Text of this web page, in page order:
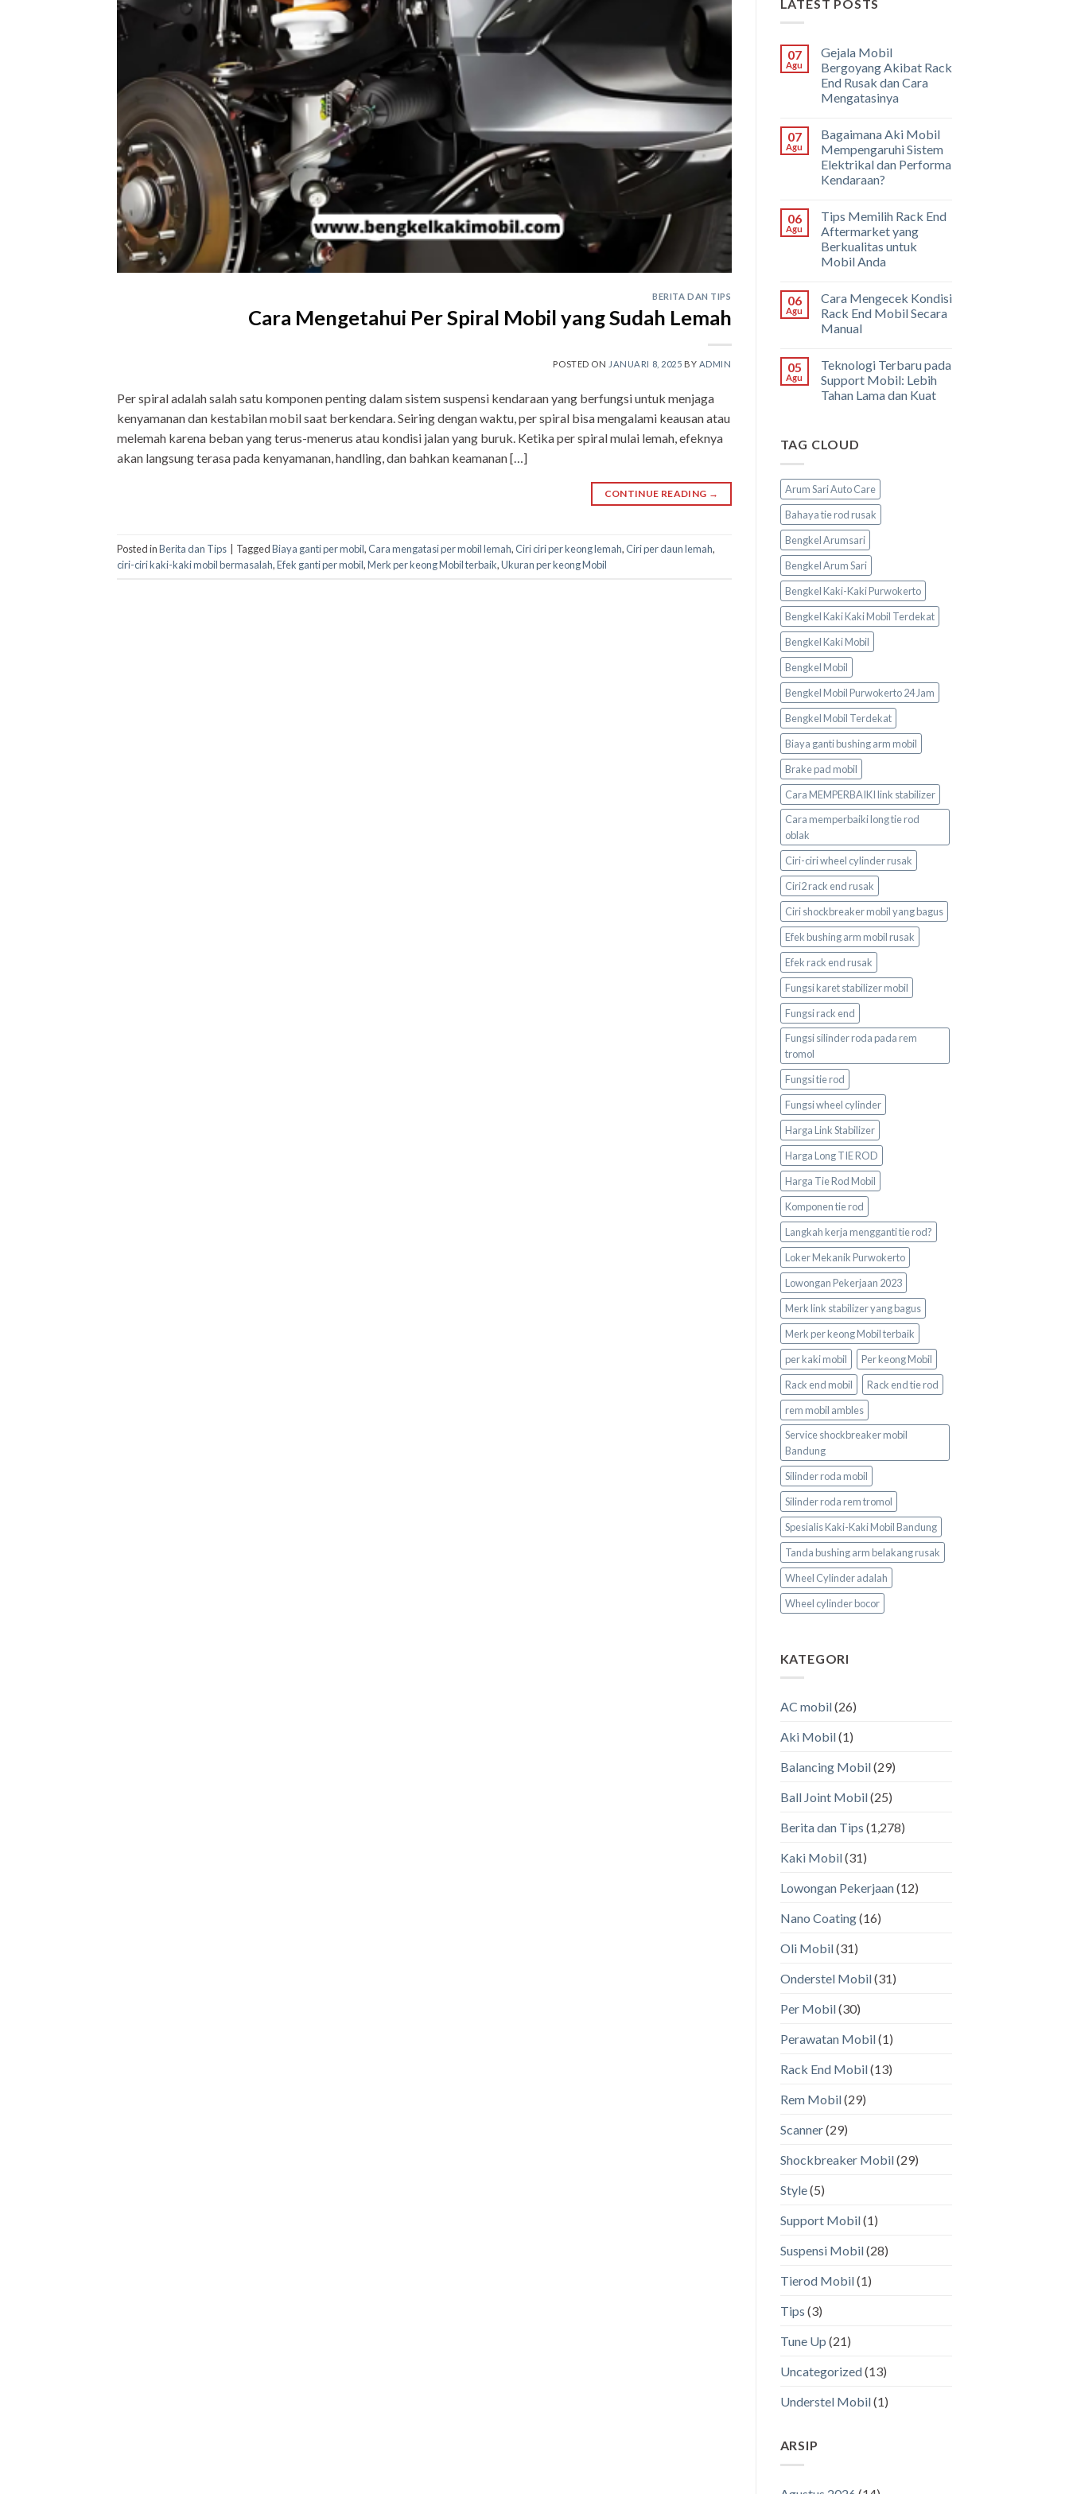
BERITA DAN TIPS
Cara Mengetahui Per Spiral Mobil yang Sudah Lemah
POSTED ON JANUARI 8, 2025 BY ADMIN
Per spiral adalah salah satu komponen penting dalam sistem suspensi kendaraan yang berfungsi untuk menjaga
kenyamanan dan kestabilan mobil saat berkendara. Seiring dengan waktu, per spiral bisa mengalami keausan atau
melemah karena beban yang terus-menerus atau kondisi jalan yang buruk. Ketika per spiral mulai lemah, efeknya
akan langsung terasa pada kenyamanan, handling, dan bahkan keamanan […]
CONTINUE READING →
Posted inBerita dan Tips | TaggedBiaya ganti per mobil,Cara mengatasi per mobil lemah,Ciri ciri per keong lemah,Ciri per daun lemah,
ciri-ciri kaki-kaki mobil bermasalah,Efek ganti per mobil,Merk per keong Mobil terbaik,Ukuran per keong Mobil
LATEST POSTS
07
Agu
Gejala Mobil
Bergoyang Akibat Rack
End Rusak dan Cara
Mengatasinya
07
Agu
Bagaimana Aki Mobil
Mempengaruhi Sistem
Elektrikal dan Performa
Kendaraan?
06
Agu
Tips Memilih Rack End
Aftermarket yang
Berkualitas untuk
Mobil Anda
06
Agu
Cara Mengecek Kondisi
Rack End Mobil Secara
Manual
05
Agu
Teknologi Terbaru pada
Support Mobil: Lebih
Tahan Lama dan Kuat
TAG CLOUD
Arum Sari Auto Care
Bahaya tie rod rusak
Bengkel Arumsari
Bengkel Arum Sari
Bengkel Kaki-Kaki Purwokerto
Bengkel Kaki Kaki Mobil Terdekat
Bengkel Kaki Mobil
Bengkel Mobil
Bengkel Mobil Purwokerto 24 Jam
Bengkel Mobil Terdekat
Biaya ganti bushing arm mobil
Brake pad mobil
Cara MEMPERBAIKI link stabilizer
Cara memperbaiki long tie rod
oblak
Ciri-ciri wheel cylinder rusak
Ciri2 rack end rusak
Ciri shockbreaker mobil yang bagus
Efek bushing arm mobil rusak
Efek rack end rusak
Fungsi karet stabilizer mobil
Fungsi rack end
Fungsi silinder roda pada rem
tromol
Fungsi tie rod
Fungsi wheel cylinder
Harga Link Stabilizer
Harga Long TIE ROD
Harga Tie Rod Mobil
Komponen tie rod
Langkah kerja mengganti tie rod?
Loker Mekanik Purwokerto
Lowongan Pekerjaan 2023
Merk link stabilizer yang bagus
Merk per keong Mobil terbaik
per kaki mobil
Per keong Mobil
Rack end mobil
Rack end tie rod
rem mobil ambles
Service shockbreaker mobil
Bandung
Silinder roda mobil
Silinder roda rem tromol
Spesialis Kaki-Kaki Mobil Bandung
Tanda bushing arm belakang rusak
Wheel Cylinder adalah
Wheel cylinder bocor
KATEGORI
AC mobil(26)
Aki Mobil(1)
Balancing Mobil(29)
Ball Joint Mobil(25)
Berita dan Tips (1,278)
Kaki Mobil(31)
Lowongan Pekerjaan(12)
Nano Coating(16)
Oli Mobil(31)
Onderstel Mobil(31)
Per Mobil(30)
Perawatan Mobil(1)
Rack End Mobil(13)
Rem Mobil(29)
Scanner(29)
Shockbreaker Mobil(29)
Style(5)
Support Mobil(1)
Suspensi Mobil(28)
Tierod Mobil(1)
Tips (3)
Tune Up (21)
Uncategorized(13)
Understel Mobil(1)
ARSIP